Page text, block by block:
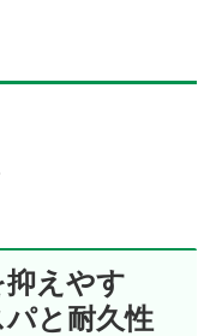
抑えやす
と耐久性